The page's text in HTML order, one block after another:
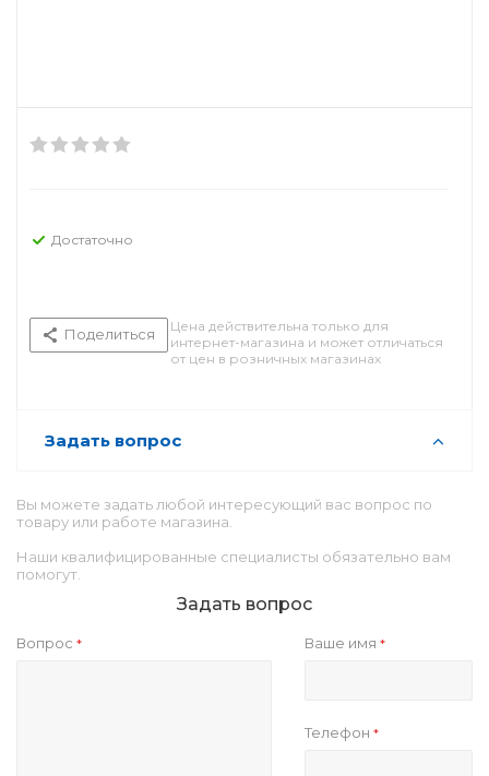
Достаточно
Поделиться
Цена действительна только для
интернет-магазина и может отличаться
от цен в розничных магазинах
Задать вопрос
Вы можете задать любой интересующий вас вопрос по
товару или работе магазина.
Наши квалифицированные специалисты обязательно вам
помогут.
Задать вопрос
Вопрос * Ваше имя*
Телефон*